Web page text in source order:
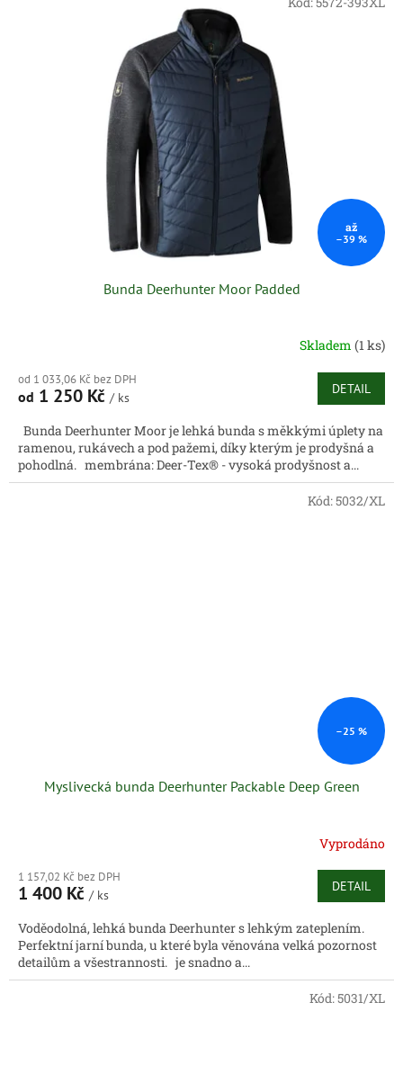
až
–39 %
Bunda Deerhunter Moor Padded
Skladem (1 ks)
od 1 033,06 Kč bez DPH
od 1 250 Kč / ks
DETAIL
Bunda Deerhunter Moor je lehká bunda s měkkými úplety na
ramenou, rukávech a pod pažemi, díky kterým je prodyšná a
pohodlná. membrána: Deer-Tex® - vysoká prodyšnost a...
–25 %
Myslivecká bunda Deerhunter Packable Deep Green
Vyprodáno
1 157,02 Kč bez DPH
1 400 Kč / ks
DETAIL
Voděodolná, lehká bunda Deerhunter s lehkým zateplením.
Perfektní jarní bunda, u které byla věnována velká pozornost
detailům a všestrannosti. je snadno a...
Kód:5032/XL
Kód:5031/XL